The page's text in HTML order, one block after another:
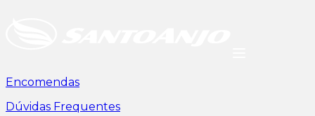
Encomendas
Dúvidas Frequentes